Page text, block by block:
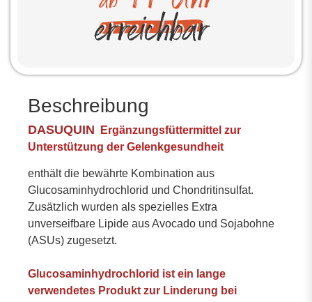
Beschreibung
DASUQUIN
Ergänzungsfüttermittel zur
Unterstützung der Gelenkgesundheit
enthält die bewährte Kombination aus
Glucosaminhydrochlorid und Chondritinsulfat.
Zusätzlich wurden als spezielles Extra
unverseifbare Lipide aus Avocado und Sojabohne
(ASUs) zugesetzt.
Glucosaminhydrochlorid ist ein lange
verwendetes Produkt zur Linderung bei